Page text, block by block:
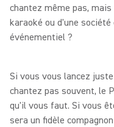
chantez même pas,
karaoké ou d'une
événementiel ?
Si vous vous lancez
chantez pas souvent, le
qu'il vous faut. Si vous
sera un fidèle